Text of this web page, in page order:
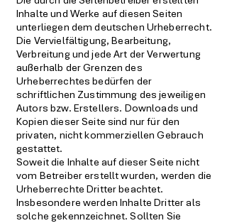
Inhalte und Werke auf diesen Seiten
unterliegen dem deutschen Urheberrecht.
Die Vervielfältigung, Bearbeitung,
Verbreitung und jede Art der Verwertung
außerhalb der Grenzen des
Urheberrechtes bedürfen der
schriftlichen Zustimmung des jeweiligen
Autors bzw. Erstellers. Downloads und
Kopien dieser Seite sind nur für den
privaten, nicht kommerziellen Gebrauch
gestattet.
Soweit die Inhalte auf dieser Seite nicht
vom Betreiber erstellt wurden, werden die
Urheberrechte Dritter beachtet.
Insbesondere werden Inhalte Dritter als
solche gekennzeichnet. Sollten Sie